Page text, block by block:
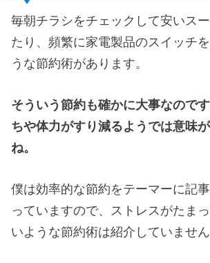
毎朝チラシをチェックして安いス
たり、頻繁に家電製品のスイッチ
うな節約術があります。
そういう節約も確かに大事なので
ちや体力がすり減るようでは意味
ね。
僕は効率的な節約をテーマーに記
っていますので、ストレスがたま
いような節約術は紹介していません